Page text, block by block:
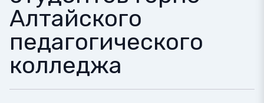
Алтайского
педагогического
колледжа